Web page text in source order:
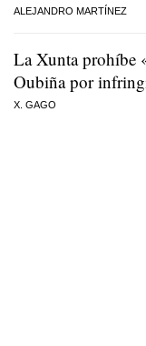
ALEJANDRO MARTÍNEZ
La Xunta prohíbe
Oubiña por
X. GAGO